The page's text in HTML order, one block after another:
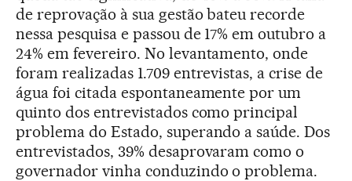
de reprovação à sua gestão bateu recorde
nessa pesquisa e passou de 17% em outubro a
24% em fevereiro. No levantamento, onde
foram realizadas 1.709 entrevistas, a crise de
água foi citada espontaneamente por um
quinto dos entrevistados como principal
problema do Estado, superando a saúde. Dos
entrevistados, 39% desaprovaram como o
governador vinha conduzindo o problema.